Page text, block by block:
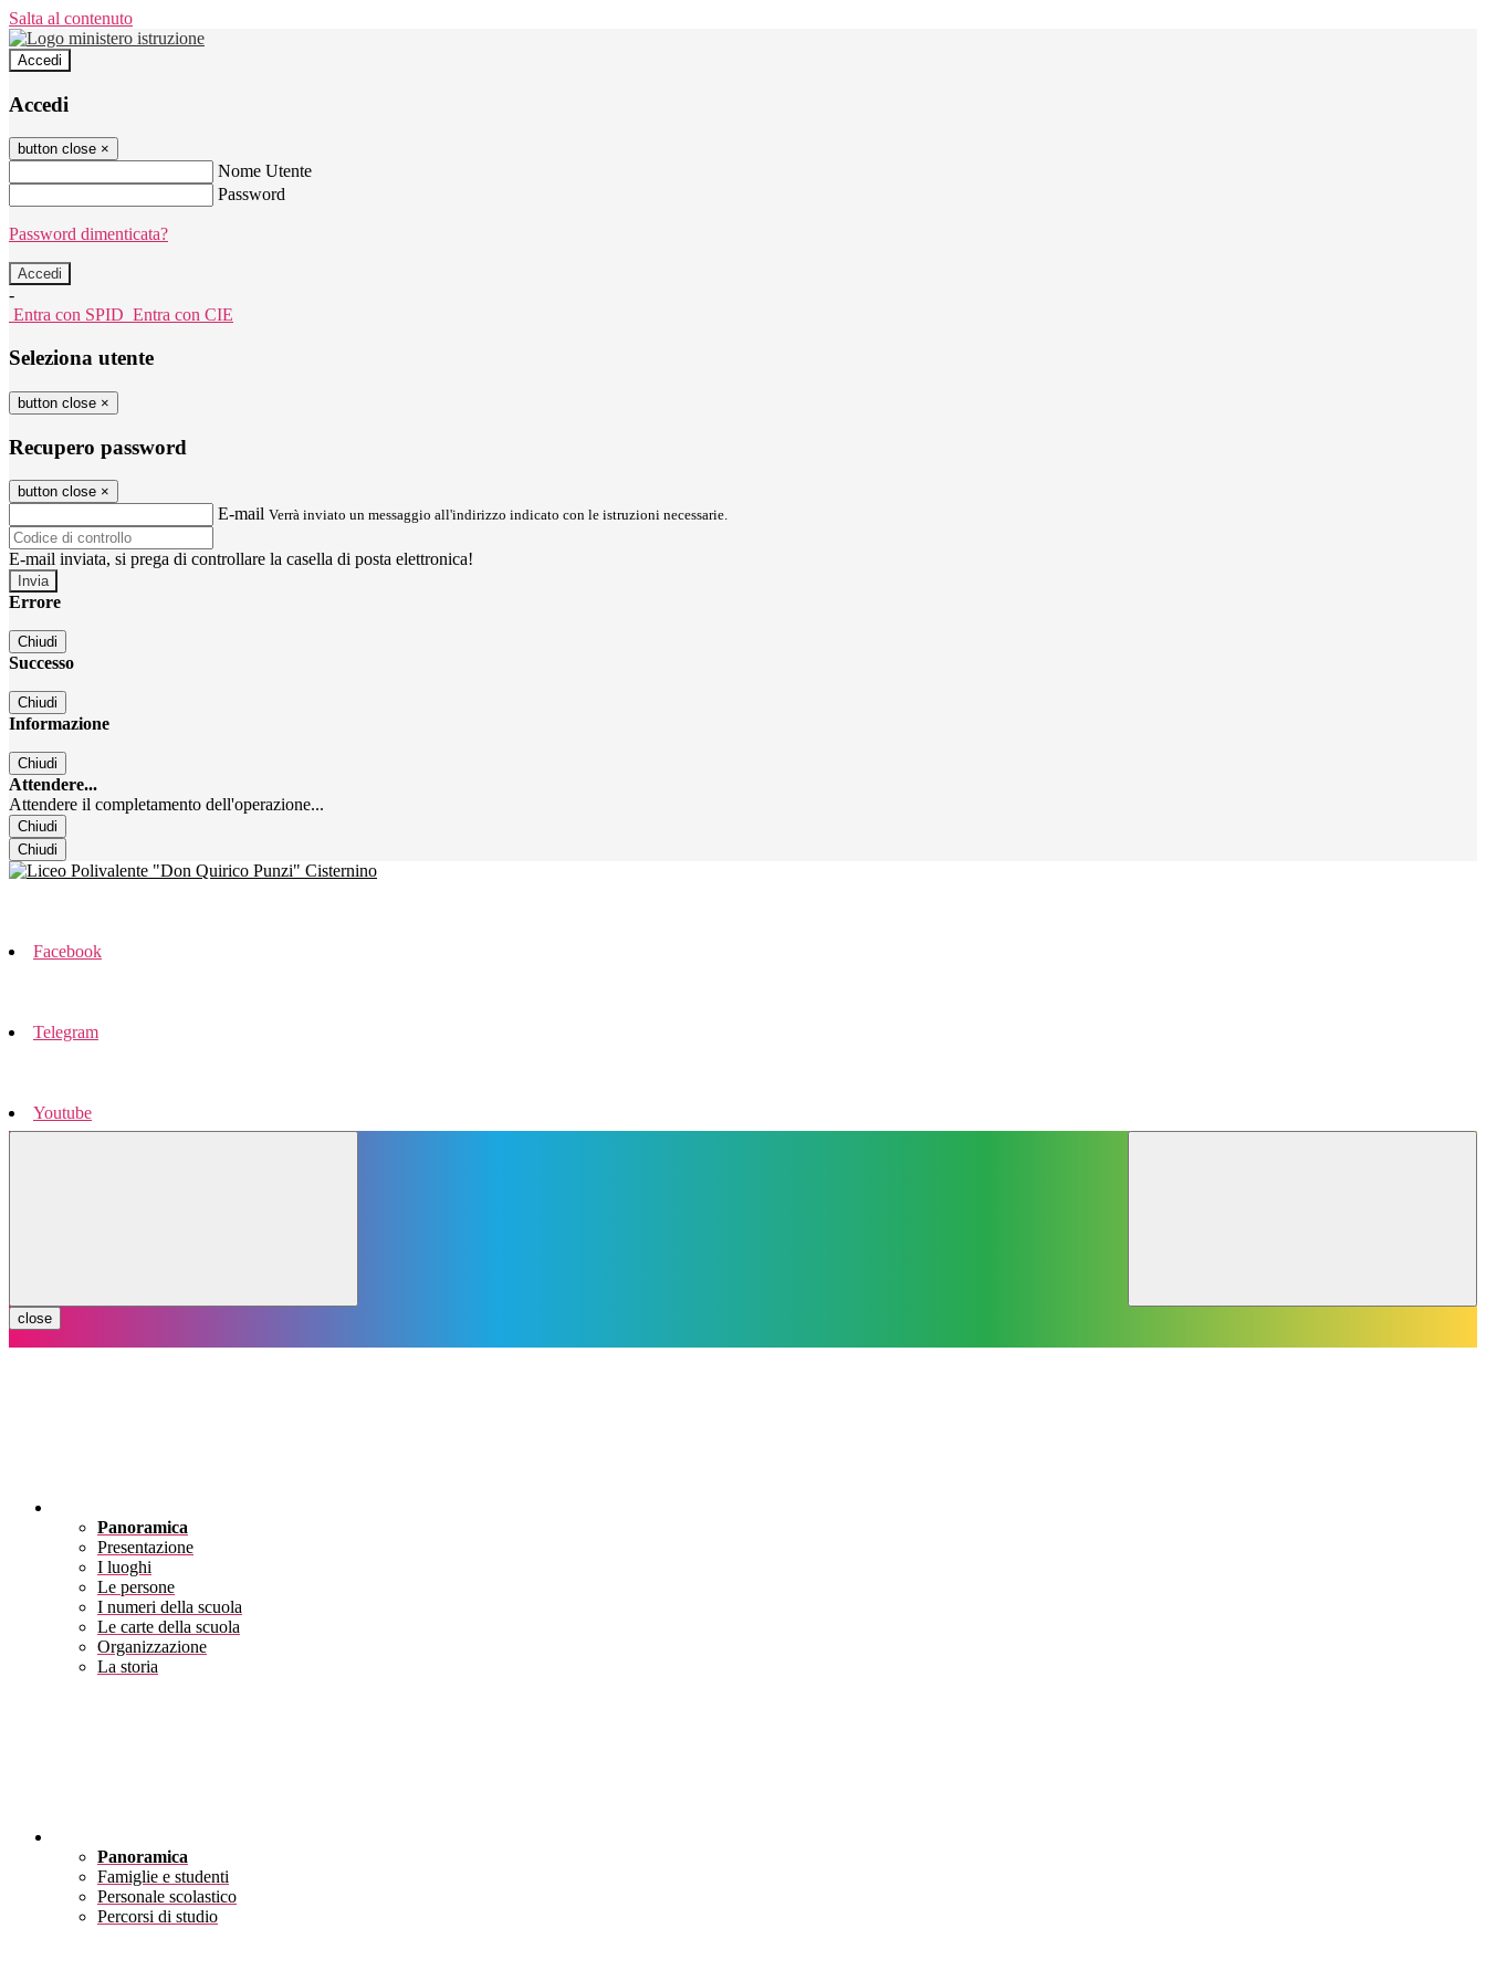
Salta al contenuto
Accedi
Accedi
button close ×
Nome Utente
Password
Password dimenticata?
-
Entra con SPID Entra con CIE
Seleziona utente
button close ×
Recupero password
button close ×
E-mail Verrà inviato un messaggio all'indirizzo indicato con le istruzioni necessarie.
E-mail inviata, si prega di controllare la casella di posta elettronica!
Errore
Chiudi
Successo
Chiudi
Informazione
Chiudi
Attendere...
Attendere il completamento dell'operazione...
Chiudi
Chiudi
Facebook
Telegram
Youtube
close
Panoramica
Presentazione
I luoghi
Le persone
I numeri della scuola
Le carte della scuola
Organizzazione
La storia
Panoramica
Famiglie e studenti
Personale scolastico
Percorsi di studio